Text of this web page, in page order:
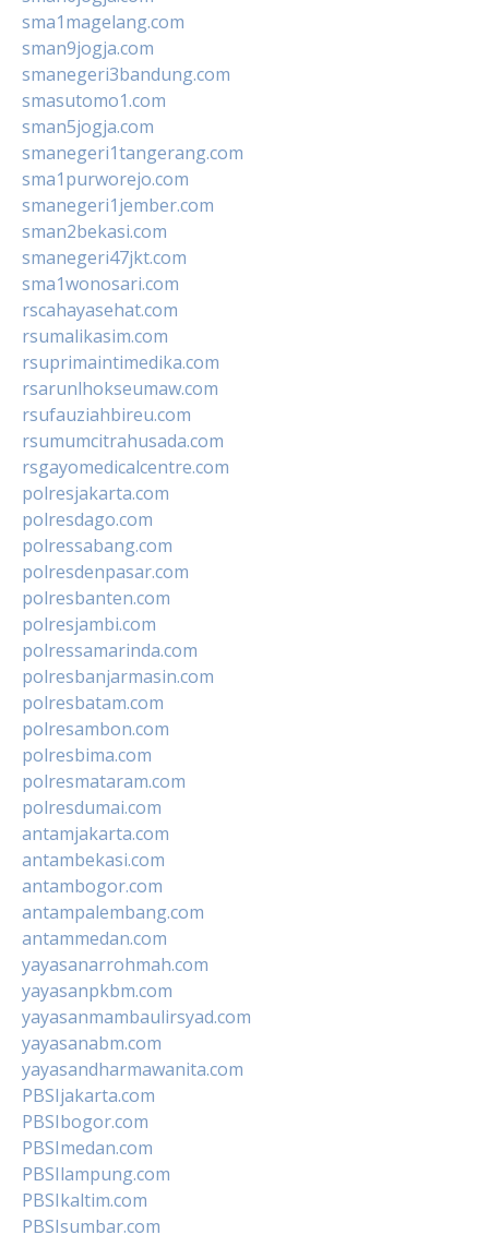
sma1magelang.com
sman9jogja.com
smanegeri3bandung.com
smasutomo1.com
sman5jogja.com
smanegeri1tangerang.com
sma1purworejo.com
smanegeri1jember.com
sman2bekasi.com
smanegeri47jkt.com
sma1wonosari.com
rscahayasehat.com
rsumalikasim.com
rsuprimaintimedika.com
rsarunlhokseumaw.com
rsufauziahbireu.com
rsumumcitrahusada.com
rsgayomedicalcentre.com
polresjakarta.com
polresdago.com
polressabang.com
polresdenpasar.com
polresbanten.com
polresjambi.com
polressamarinda.com
polresbanjarmasin.com
polresbatam.com
polresambon.com
polresbima.com
polresmataram.com
polresdumai.com
antamjakarta.com
antambekasi.com
antambogor.com
antampalembang.com
antammedan.com
yayasanarrohmah.com
yayasanpkbm.com
yayasanmambaulirsyad.com
yayasanabm.com
yayasandharmawanita.com
PBSIjakarta.com
PBSIbogor.com
PBSImedan.com
PBSIlampung.com
PBSIkaltim.com
PBSIsumbar.com